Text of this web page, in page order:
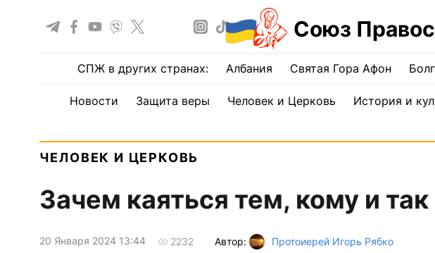
Союз
СПЖ в других странах: Албания Святая Гора Афон
Новости Защита веры Человек и Церковь История и
ЧЕЛОВЕК И ЦЕРКОВЬ
Зачем каяться тем, кому и
20 Января 2024 13:44 2232 Автор: Протоиерей Игорь Рябко